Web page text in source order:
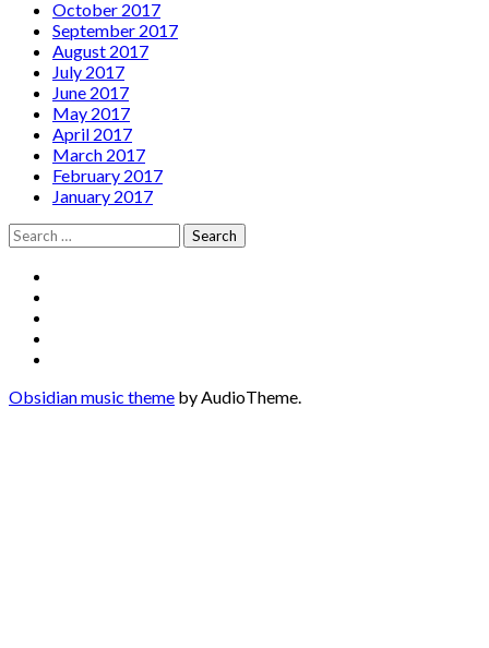
October 2017
September 2017
August 2017
July 2017
June 2017
May 2017
April 2017
March 2017
February 2017
January 2017
Search
for:
Social
Media
Profiles
Obsidian music theme by AudioTheme.